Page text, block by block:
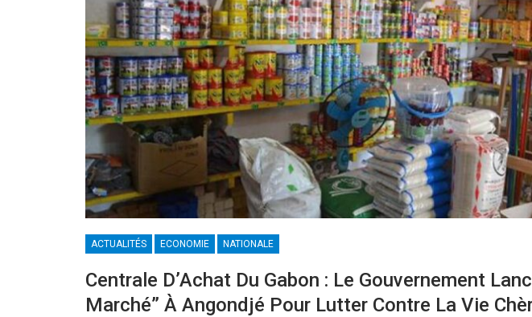
ACTUALITÉS ECONOMIE NATIONALE
Centrale D’Achat Du Gabon : Le Gouvernement
Marché” À Angondjé Pour Lutter Contre La Vie